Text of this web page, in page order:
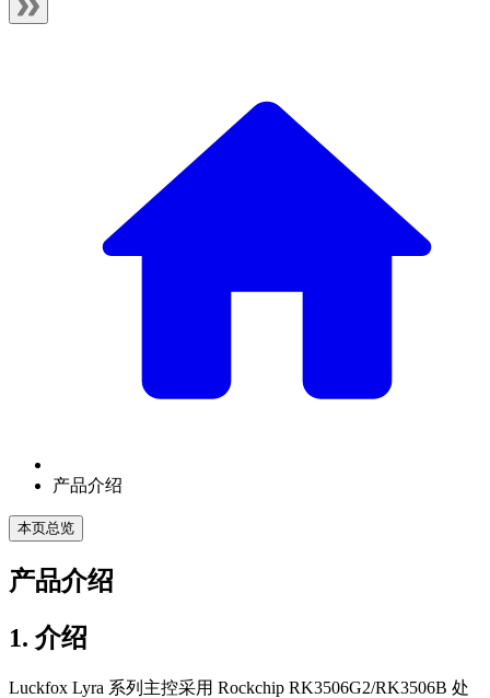
产品介绍
本页总览
产品介绍
1. 介绍
Luckfox Lyra 系列主控采用 Rockchip RK3506G2/RK3506B 处